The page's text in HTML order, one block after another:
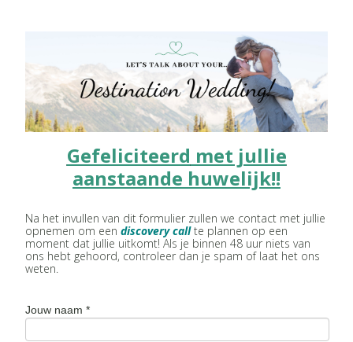
Gefeliciteerd met jullie
aanstaande huwelijk!!
Na het invullen van dit formulier zullen we contact met jullie
opnemen om eendiscovery call te plannen op een
moment dat jullie uitkomt! Als je binnen 48 uur niets van
ons hebt gehoord, controleer dan je spam of laat het ons
weten.
Jouw naam *